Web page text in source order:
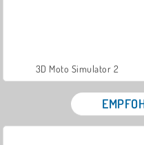
3D Moto Simulator 2